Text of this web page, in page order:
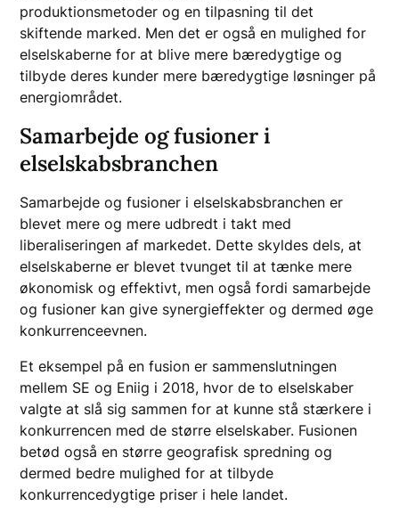
produktionsmetoder og en tilpasning til det
skiftende marked. Men det er også en mulighed for
elselskaberne for at blive mere bæredygtige og
tilbyde deres kunder mere bæredygtige løsninger på
energiområdet.
Samarbejde og fusioner i
elselskabsbranchen
Samarbejde og fusioner i elselskabsbranchen er
blevet mere og mere udbredt i takt med
liberaliseringen af markedet. Dette skyldes dels, at
elselskaberne er blevet tvunget til at tænke mere
økonomisk og effektivt, men også fordi samarbejde
og fusioner kan give synergieffekter og dermed øge
konkurrenceevnen.
Et eksempel på en fusion er sammenslutningen
mellem SE og Eniig i 2018, hvor de to elselskaber
valgte at slå sig sammen for at kunne stå stærkere i
konkurrencen med de større elselskaber. Fusionen
betød også en større geografisk spredning og
dermed bedre mulighed for at tilbyde
konkurrencedygtige priser i hele landet.